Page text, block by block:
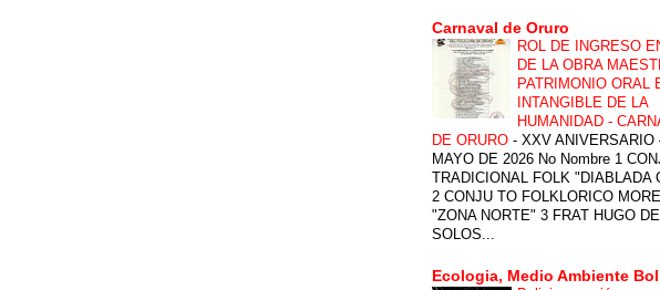
Carnaval de Oruro
ROL DE INGRESO
DE LA OBRA
PATRIMONIO ORAL
INTANGIBLE DE LA
HUMANIDAD -
DE ORURO - XXV ANIVERSARIO
MAYO DE 2026 No Nombre 1
TRADICIONAL FOLK "DIABLADA
2 CONJU TO FOLKLORICO
"ZONA NORTE" 3 FRAT HUGO
SOLOS...
Ecologia, Medio Ambiente